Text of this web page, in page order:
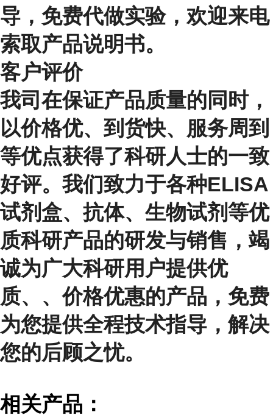
导，免费代做实验，欢迎来电
索取产品说明书。
客户评价
我司在保证产品质量的同时，
以价格优、到货快、服务周到
等优点获得了科研人士的一致
好评。我们致力于各种ELISA
试剂盒、抗体、生物试剂等优
质科研产品的研发与销售，竭
诚为广大科研用户提供优
质、、价格优惠的产品，免费
为您提供全程技术指导，解决
您的后顾之忧。
相关产品：